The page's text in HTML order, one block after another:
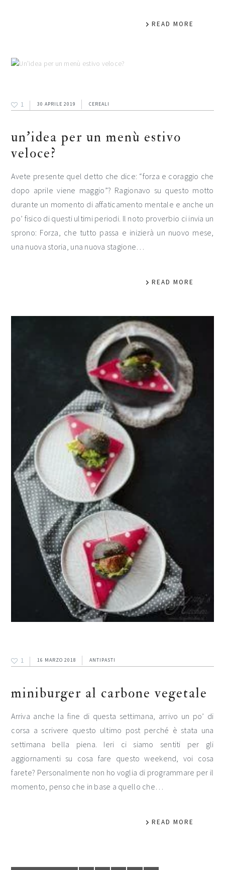
READ MORE
1 30 APRILE 2019 CEREALI
un’idea per un menù estivo
veloce?
Avete presente quel detto che dice: “forza e coraggio che
dopo aprile viene maggio”? Ragionavo su questo motto
durante un momento di affaticamento mentale e anche un
po’ fisico di questi ultimi periodi. Il noto proverbio ci invia un
sprono: Forza, che tutto passa e inizierà un nuovo mese,
una nuova storia, una nuova stagione…
READ MORE
1 16 MARZO 2018 ANTIPASTI
miniburger al carbone vegetale
Arriva anche la fine di questa settimana, arrivo un po’ di
corsa a scrivere questo ultimo post perché è stata una
settimana bella piena. Ieri ci siamo sentiti per gli
aggiornamenti su cosa fare questo weekend, voi cosa
farete? Personalmente non ho voglia di programmare per il
momento, penso che in base a quello che…
READ MORE